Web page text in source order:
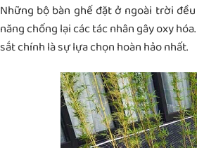
Những bộ bàn ghế đặt ở ngoài trời
năng chống lại các tác nhân gây oxy
sắt chính là sự lựa chọn hoàn hảo nhất.